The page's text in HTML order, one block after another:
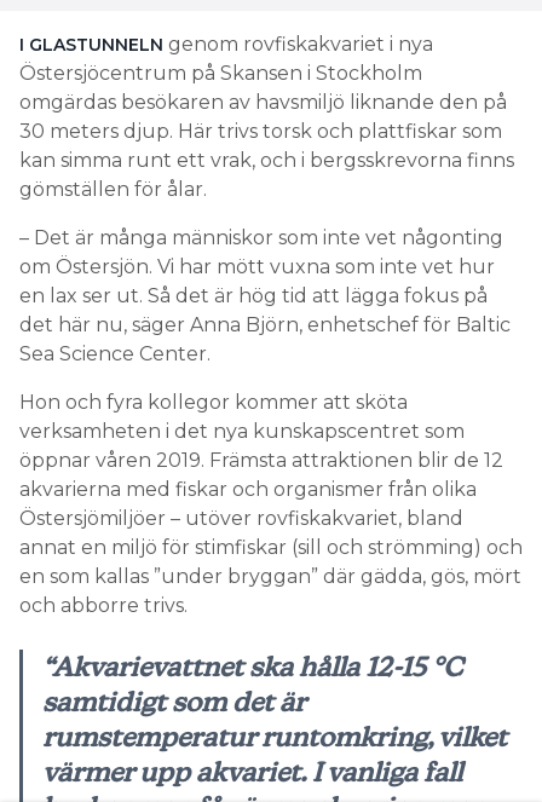
I GLASTUNNELN genom rovfiskakvariet i nya
Östersjöcentrum på Skansen i Stockholm
omgärdas besökaren av havsmiljö liknande den på
30 meters djup. Här trivs torsk och plattfiskar som
kan simma runt ett vrak, och i bergsskrevorna finns
gömställen för ålar.
– Det är många människor som inte vet någonting
om Östersjön. Vi har mött vuxna som inte vet hur
en lax ser ut. Så det är hög tid att lägga fokus på
det här nu, säger Anna Björn, enhetschef för Baltic
Sea Science Center.
Hon och fyra kollegor kommer att sköta
verksamheten i det nya kunskapscentret som
öppnar våren 2019. Främsta attraktionen blir de 12
akvarierna med fiskar och organismer från olika
Östersjömiljöer – utöver rovfiskakvariet, bland
annat en miljö för stimfiskar (sill och strömming) och
en som kallas ”under bryggan” där gädda, gös, mört
och abborre trivs.
“Akvarievattnet ska hålla 12-15 °C
samtidigt som det är
rumstemperatur runtomkring, vilket
värmer upp akvariet. I vanliga fall